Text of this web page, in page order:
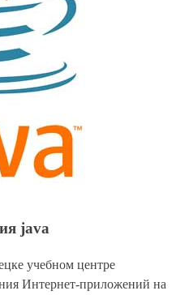
java
учебном центре
Интернет-приложений на